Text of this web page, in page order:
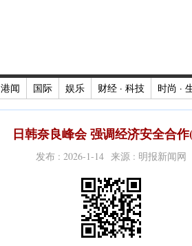
港闻 国际 娱乐 财经 · 科技 时尚 ·
日韩奈良峰会 强调经济安全合
发布 : 2026-1-14 来源 : 明报新闻网